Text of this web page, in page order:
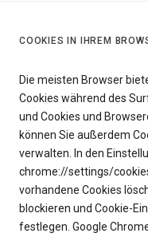
COOKIES IN IHREM
Die meisten Browser
Cookies während des
und Cookies und
können Sie außerdem
verwalten. In den
chrome://settings/
vorhandene Cookies
blockieren und Cookie-
festlegen. Google